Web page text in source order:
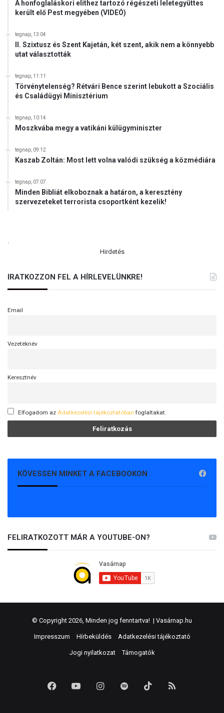
A honfoglaláskori elithez tartozó régészeti leletegyüttes
került elő Pest megyében (VIDEÓ)
tegnap, 13:04
II. Szixtusz és Szent Kajetán, két szent, akik nem a könnyebb
utat választották
tegnap, 11:11
Törvénytelenség? Rétvári Bence szerint lebukott a Szociális
és Családügyi Minisztérium
tegnap, 10:14
Moszkvába megy a vatikáni külügyminiszter
tegnap, 09:12
Kaszab Zoltán: Most lett volna valódi szükség a közmédiára
tegnap, 07:07
Minden Bibliát elkoboznak a határon, a keresztény
szervezeteket terrorista csoportként kezelik!
Hirdetés
IRATKOZZON FEL A HÍRLEVELÜNKRE!
Email
Vezetéknév
Keresztnév
Elfogadom az Adatkezelési tájékoztatóban foglaltakat.
KÖVESSEN MINKET A FACEBOOKON
FELIRATKOZOTT MÁR A YOUTUBE-ON?
© Copyright 2026, Minden jog fenntartva! | Vasárnap.hu
Impresszum Hírbeküldés Adatkezelési tájékoztató
Jogi nyilatkozat Támogatók
FacebookYouTubeInstagram
Spotify TikTok